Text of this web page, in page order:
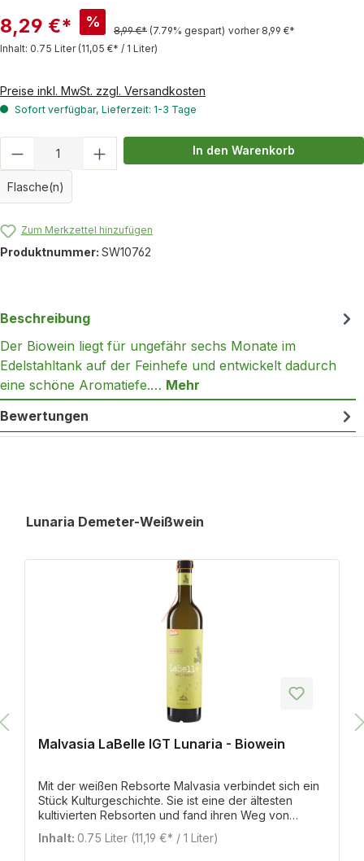
8,29 €* %
8,99 €* (7.79% gespart) vorher 8,99 €*
Inhalt: 0.75 Liter (11,05 €* / 1 Liter)
Preise inkl. MwSt. zzgl. Versandkosten
Sofort verfügbar, Lieferzeit: 1-3 Tage
Produkt Anzahl: Gib den gewünschten
Flasche(n)
In den Warenkorb
Zum Merkzettel hinzufügen
Produktnummer: SW10762
Beschreibung
Der Biowein liegt für ungefähr sechs Monate im
Edelstahltank auf der Feinhefe und entwickelt dadurch
eine schöne Aromatiefe.… Mehr
Bewertungen
Produktgalerie überspringen
Lunaria Demeter-Weißwein
Malvasia LaBelle IGT Lunaria - Biowein
Mit der weißen Rebsorte Malvasia verbindet sich ein
Stück Kulturgeschichte. Sie ist eine der ältesten
kultivierten Rebsorten und fand ihren Weg von
Kleinasien über Griechenland bereits in der Antike
nach ganz Europa. Heute hat sie nicht mehr die
Inhalt: 0.75 Liter (11,19 €* / 1 Liter)